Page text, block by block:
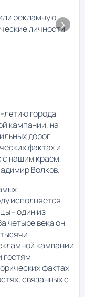
летию города
кампании, на
дорог
фактах и
с нашим краем,
Волков.
исполняется
- один из
четыре века он
кампании
гостям
фактах
связанных с